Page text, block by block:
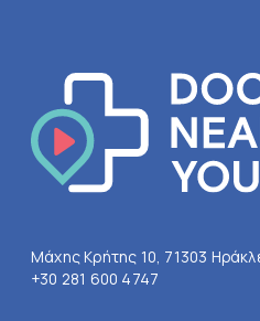
Μάχης Κρήτης 10, 71303
+30 281 600 4747